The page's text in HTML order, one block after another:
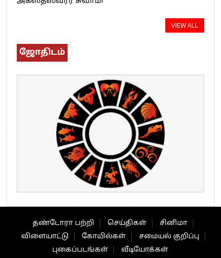
VIEW ALL
ஜோதிடம்
தண்டோரா பற்றி செய்திகள்
சினிமா
விளையாட்டு
கோயில்கள்
சமையல் குறிப்பு
புகைப்படங்கள்
வீடியோக்கள்